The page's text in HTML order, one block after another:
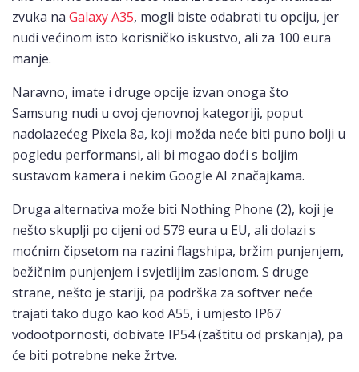
zvuka na Galaxy A35, mogli biste odabrati tu opciju, jer
nudi većinom isto korisničko iskustvo, ali za 100 eura
manje.
Naravno, imate i druge opcije izvan onoga što
Samsung nudi u ovoj cjenovnoj kategoriji, poput
nadolazećeg Pixela 8a, koji možda neće biti puno bolji u
pogledu performansi, ali bi mogao doći s boljim
sustavom kamera i nekim Google AI značajkama.
Druga alternativa može biti Nothing Phone (2), koji je
nešto skuplji po cijeni od 579 eura u EU, ali dolazi s
moćnim čipsetom na razini flagshipa, bržim punjenjem,
bežičnim punjenjem i svjetlijim zaslonom. S druge
strane, nešto je stariji, pa podrška za softver neće
trajati tako dugo kao kod A55, i umjesto IP67
vodootpornosti, dobivate IP54 (zaštitu od prskanja), pa
će biti potrebne neke žrtve.